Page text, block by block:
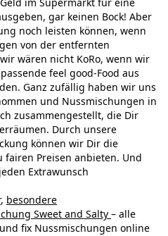
gar keinen Bock! Aber
noch leisten können, wenn
von der entfernten
wären nicht KoRo, wenn wir
feel good-Food aus
Ganz zufällig haben wir uns
und Nussmischungen in
zusammengestellt, die Dir
Durch unsere
können wir Dir die
Preisen anbieten. Und
Extrawunsch
, besondere
Sweet and Salty – alle
fix Nussmischungen online